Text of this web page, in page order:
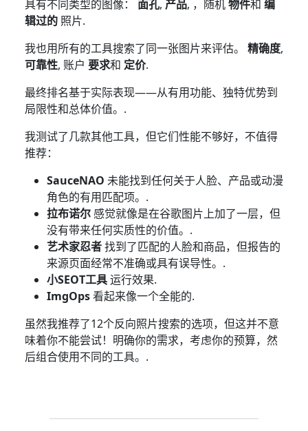
具有不同类型的图像： 面孔, 产品, ，随机物件和 编
辑过的 照片.
我也用所有的工具搜索了同一张图片来评估。 精确度,
可靠性, 账户 要求和 定价.
最终排名基于实际表现——从有用功能、独特优势到
局限性和总体价值。.
我测试了几款其他工具，但它们性能不够好，不值得
推荐：
SauceNAO 未能找到任何关于人脸、产品或动漫
角色的有用匹配项。.
拉布诺尔感觉就像是在谷歌图片上加了一层，但
没有带来任何实质性的价值。.
艺术家忍者找到了匹配的人脸和商品，但报告的
来源页面经常不准确或具有误导性。.
小SEOT工具运行效果.
ImgOps看起来像一个全能的.
虽然我推荐了12个反向照片搜索的选项，但这并不意
味着你不能尝试！明确你的需求，考虑你的预算，然
后组合使用不同的工具。.